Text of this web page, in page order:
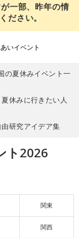
一部、昨年の情
ださい。
いイベント
の夏休みイベント一
休みに行きたい人
研究アイデア集
ト2026
関東
関西